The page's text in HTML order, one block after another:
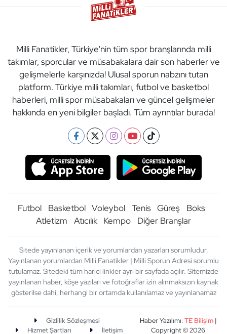
Milli Fanatikler, Türkiye'nin tüm spor branşlarında milli
takımlar, sporcular ve müsabakalara dair son haberler ve
gelişmelerle karşınızda! Ulusal sporun nabzını tutan
platform. Türkiye milli takımları, futbol ve basketbol
haberleri, milli spor müsabakaları ve güncel gelişmeler
hakkında en yeni bilgiler başladı. Tüm ayrıntılar burada!
Futbol Basketbol Voleybol Tenis Güreş
Boks
Atletizm
Atıcılık Kempo Diğer Branşlar
Sitede yayınlanan içerik ve yorumlardan yazarları sorumludur.
Yayınlanan yorumlardan Milli Fanatikler | Milli Sporun Adresi sorumlu
tutulamaz. Sitedeki tüm harici linkler ayrı bir sayfada açılır. Sitemizde
yayınlanan haber, köşe yazıları ve fotoğraflar izin alınmaksızın kaynak
gösterilse dahi, herhangi bir ortamda kullanılamaz ve yayınlanamaz
Gizlilik Sözleşmesi
Hizmet Şartları
İletişim
Haber Yazılımı:TE Bilişim|
Copyright © 2026